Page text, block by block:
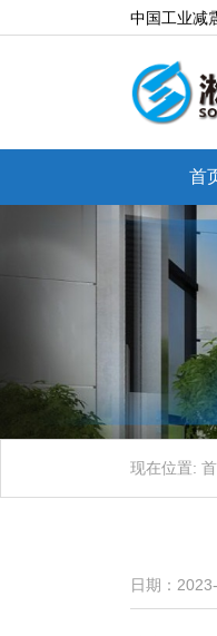
中国工业减
首
现在位置:
日期：